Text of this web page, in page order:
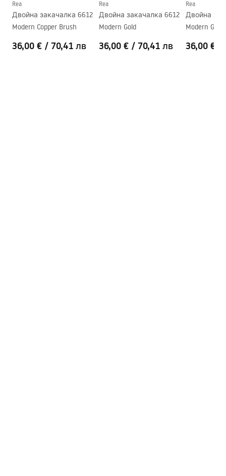
Серия
Гаранция
24 месеца
Rea
Двойна закачалка 6612
Modern Copper Brush
36,00 € / 70,41 лв
Rea
Двойна закачалка 6612
Modern Gold
36,00 € / 70,41 лв
Rea
Двойна
Modern Gold
36,00 €